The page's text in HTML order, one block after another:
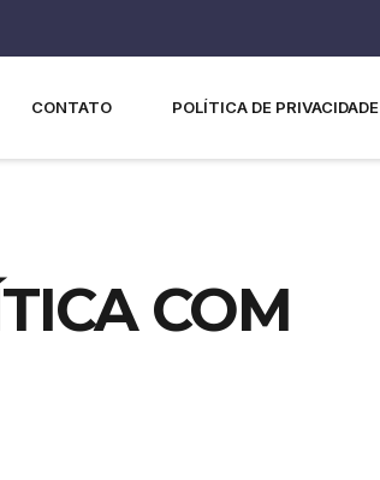
CONTATO POLÍTICA DE PRIVACIDADE
COM